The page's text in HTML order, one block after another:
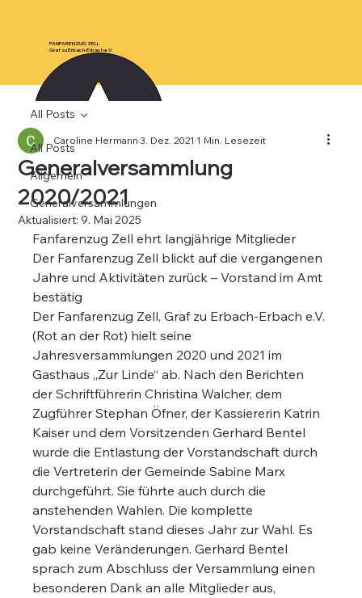
FANFARENZUG ZELL
Graf zu Erbach-Erbach e.V.
All Posts
Allgemein
Generalversammlungen
All Posts
Generalversammlung
2020/2021
Caroline Hermann3. Dez. 20211 Min. Lesezeit
Aktualisiert:9. Mai 2025
Fanfarenzug Zell ehrt langjährige Mitglieder
Der Fanfarenzug Zell blickt auf die vergangenen
Jahre und Aktivitäten zurück – Vorstand im Amt
bestätig
Der Fanfarenzug Zell, Graf zu Erbach-Erbach e.V.
(Rot an der Rot) hielt seine
Jahresversammlungen 2020 und 2021 im
Gasthaus „Zur Linde“ ab. Nach den Berichten
der Schriftführerin Christina Walcher, dem
Zugführer Stephan Öfner, der Kassiererin Katrin
Kaiser und dem Vorsitzenden Gerhard Bentel
wurde die Entlastung der Vorstandschaft durch
die Vertreterin der Gemeinde Sabine Marx
durchgeführt. Sie führte auch durch die
anstehenden Wahlen. Die komplette
Vorstandschaft stand dieses Jahr zur Wahl. Es
gab keine Veränderungen. Gerhard Bentel
sprach zum Abschluss der Versammlung einen
besonderen Dank an alle Mitglieder aus,